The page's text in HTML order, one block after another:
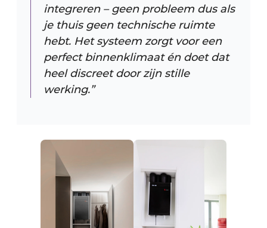
integreren – geen probleem dus als
je thuis geen technische ruimte
hebt. Het systeem zorgt voor een
perfect binnenklimaat én doet dat
heel discreet door zijn stille
werking.”